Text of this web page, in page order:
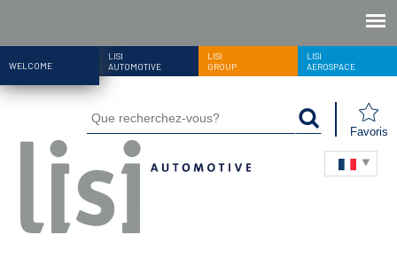
WELCOME
LISI
AUTOMOTIVE
LISI
GROUP
LISI
AEROSPACE
Favoris